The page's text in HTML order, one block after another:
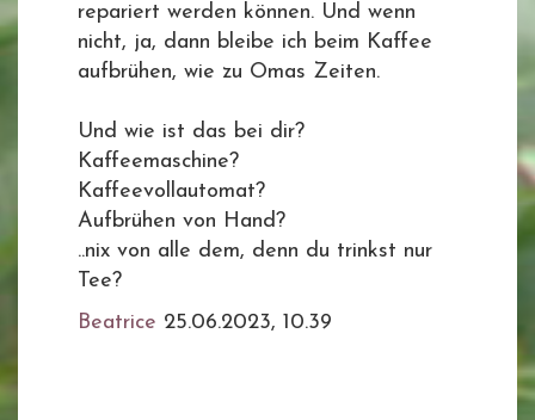
repariert werden können. Und wenn
nicht, ja, dann bleibe ich beim Kaffee
aufbrühen, wie zu Omas Zeiten.
Und wie ist das bei dir?
Kaffeemaschine?
Kaffeevollautomat?
Aufbrühen von Hand?
..nix von alle dem, denn du trinkst nur
Tee?
Beatrice 25.06.2023, 10.39